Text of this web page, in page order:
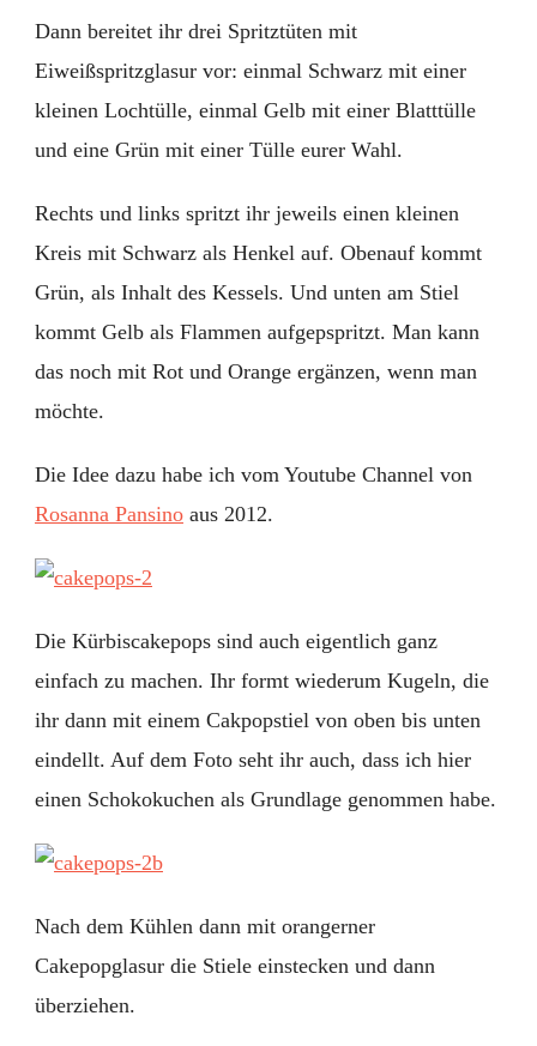
Dann bereitet ihr drei Spritztüten mit
Eiweißspritzglasur vor: einmal Schwarz mit einer
kleinen Lochtülle, einmal Gelb mit einer Blatttülle
und eine Grün mit einer Tülle eurer Wahl.
Rechts und links spritzt ihr jeweils einen kleinen
Kreis mit Schwarz als Henkel auf. Obenauf kommt
Grün, als Inhalt des Kessels. Und unten am Stiel
kommt Gelb als Flammen aufgepspritzt. Man kann
das noch mit Rot und Orange ergänzen, wenn man
möchte.
Die Idee dazu habe ich vom Youtube Channel von
Rosanna Pansino aus 2012.
Die Kürbiscakepops sind auch eigentlich ganz
einfach zu machen. Ihr formt wiederum Kugeln, die
ihr dann mit einem Cakpopstiel von oben bis unten
eindellt. Auf dem Foto seht ihr auch, dass ich hier
einen Schokokuchen als Grundlage genommen habe.
Nach dem Kühlen dann mit orangerner
Cakepopglasur die Stiele einstecken und dann
überziehen.